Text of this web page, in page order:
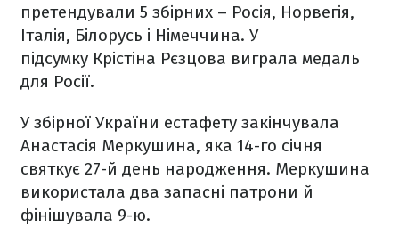
претендували 5 збірних – Росія, Норвегія,
Італія, Білорусь і Німеччина. У
підсумку Крістіна Рєзцова виграла медаль
для Росії.
У збірної України естафету закінчувала
Анастасія Меркушина, яка 14-го січня
святкує 27-й день народження. Меркушина
використала два запасні патрони й
фінішувала 9-ю.